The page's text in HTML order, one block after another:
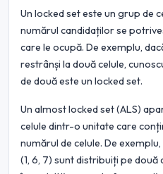
Un locked set este un grup de
numărul candidaților se
care le ocupă. De exemplu,
restrânși la două celule,
de două este un locked set.
Un almost locked set (ALS)
celule dintr-o unitate care
numărul de celule. De
(1, 6, 7) sunt distribuiți pe două